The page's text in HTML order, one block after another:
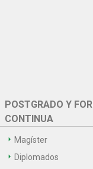
POSTGRADO Y
CONTINUA
Magíster
Diplomados